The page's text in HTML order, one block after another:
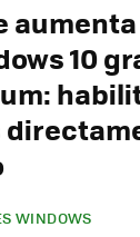
10
WINDOWS